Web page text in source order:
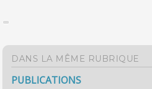
DANS LA MÊME RUBRIQUE
PUBLICATIONS